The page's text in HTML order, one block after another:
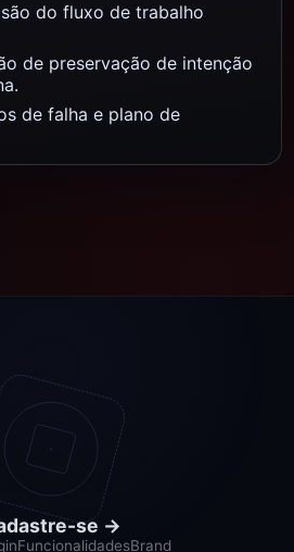
do fluxo de trabalho
de preservação de intenção
de falha e plano de
se →
FuncionalidadesBrand